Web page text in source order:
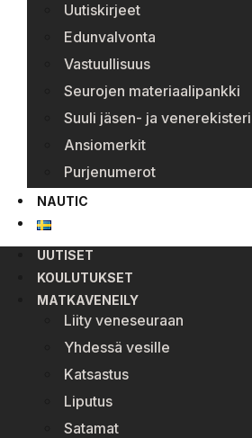
Uutiskirjeet
Edunvalvonta
Vastuullisuus
Seurojen materiaalipankki
Suuli jäsen- ja venerekisteri
Ansiomerkit
Purjenumerot
NAUTIC
UUTISET
KOULUTUKSET
MATKAVENEILY
Liity veneseuraan
Yhdessä vesille
Katsastus
Liputus
Satamat